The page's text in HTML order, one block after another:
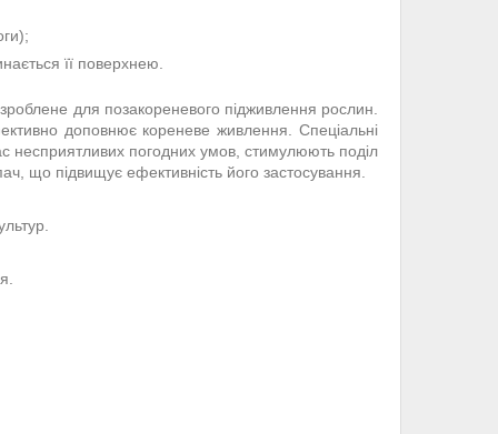
її поверхнею.
для позакореневого підживлення рослин.
доповнює кореневе живлення. Спеціальні
несприятливих погодних умов, стимулюють поділ
що підвищує ефективність його застосування.